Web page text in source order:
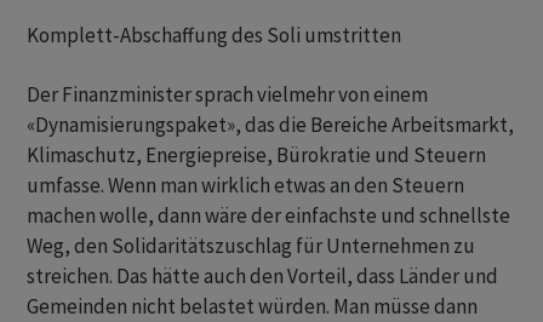
Komplett-Abschaffung des Soli umstritten
Der Finanzminister sprach vielmehr von einem
«Dynamisierungspaket», das die Bereiche Arbeitsmarkt,
Klimaschutz, Energiepreise, Bürokratie und Steuern
umfasse. Wenn man wirklich etwas an den Steuern
machen wolle, dann wäre der einfachste und schnellste
Weg, den Solidaritätszuschlag für Unternehmen zu
streichen. Das hätte auch den Vorteil, dass Länder und
Gemeinden nicht belastet würden. Man müsse dann